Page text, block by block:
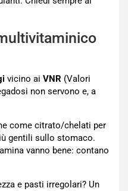
vicino ai VNR (Valori
non servono e, a
come citrato/chelati per
gentili sullo stomaco.
vanno bene: contano
e pasti irregolari? Un